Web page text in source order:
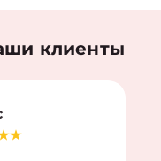
клиенты